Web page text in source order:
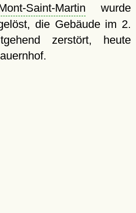
Saint-Martin wurde
die Gebäude im 2.
zerstört, heute